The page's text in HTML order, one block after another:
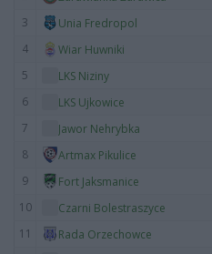
3
Unia Fredropol
4
Wiar Huwniki
5
LKS Niziny
6
LKS Ujkowice
7
Jawor Nehrybka
8
Artmax Pikulice
9
Fort Jaksmanice
10
Czarni Bolestraszyce
11
Rada Orzechowce